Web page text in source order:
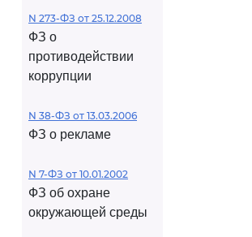
N 273-ФЗ от 25.12.2008
ФЗ о
противодействии
коррупции
N 38-ФЗ от 13.03.2006
ФЗ о рекламе
N 7-ФЗ от 10.01.2002
ФЗ об охране
окружающей среды